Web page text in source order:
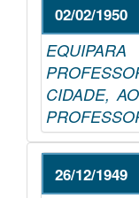
02/02/1950
CIDADE,
26/12/1949